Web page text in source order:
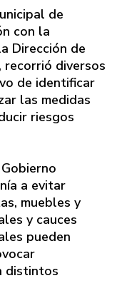
de
con la
Dirección de
recorrió diversos
de identificar
las medidas
riesgos
a evitar
muebles y
y cauces
pueden
distintos